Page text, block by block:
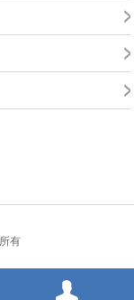
有